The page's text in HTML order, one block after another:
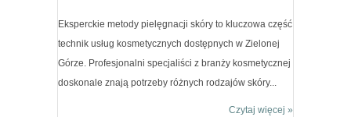
Eksperckie metody pielęgnacji skóry to kluczowa część
technik usług kosmetycznych dostępnych w Zielonej
Górze. Profesjonalni specjaliści z branży kosmetycznej
doskonale znają potrzeby różnych rodzajów skóry...
Czytaj więcej »